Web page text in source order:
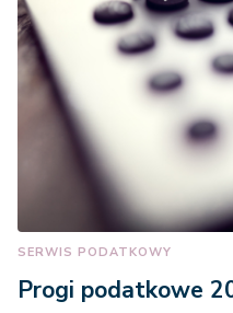
SERWIS PODATKOWY
Progi podatkowe